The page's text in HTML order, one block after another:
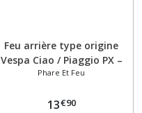
Feu arrière type origine
Vespa Ciao / Piaggio PX –
Noir
Phare Et Feu
13€90